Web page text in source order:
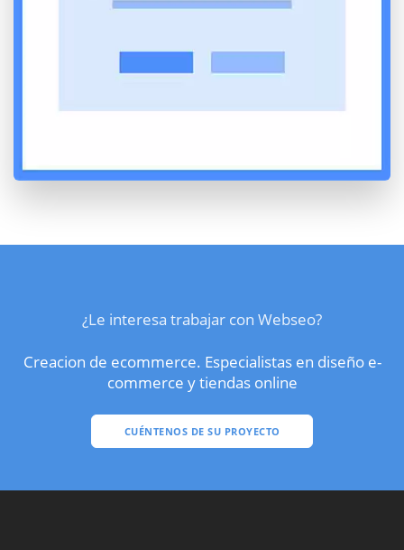
¿Le interesa trabajar con Webseo?
Creacion de ecommerce. Especialistas en diseño e-
commerce y tiendas online
CUÉNTENOS DE SU PROYECTO